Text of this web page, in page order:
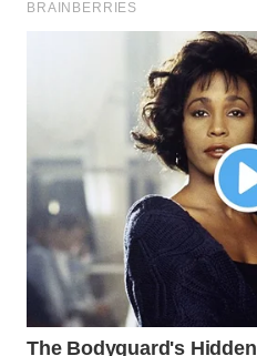
BEKASI
WN
BOGOR
WN
DEPOK